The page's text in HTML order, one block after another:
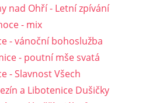
nad Ohří - Letní zpívání
- mix
- vánoční bohoslužba
- poutní mše svatá
- Slavnost Všech
a Libotenice Dušičky